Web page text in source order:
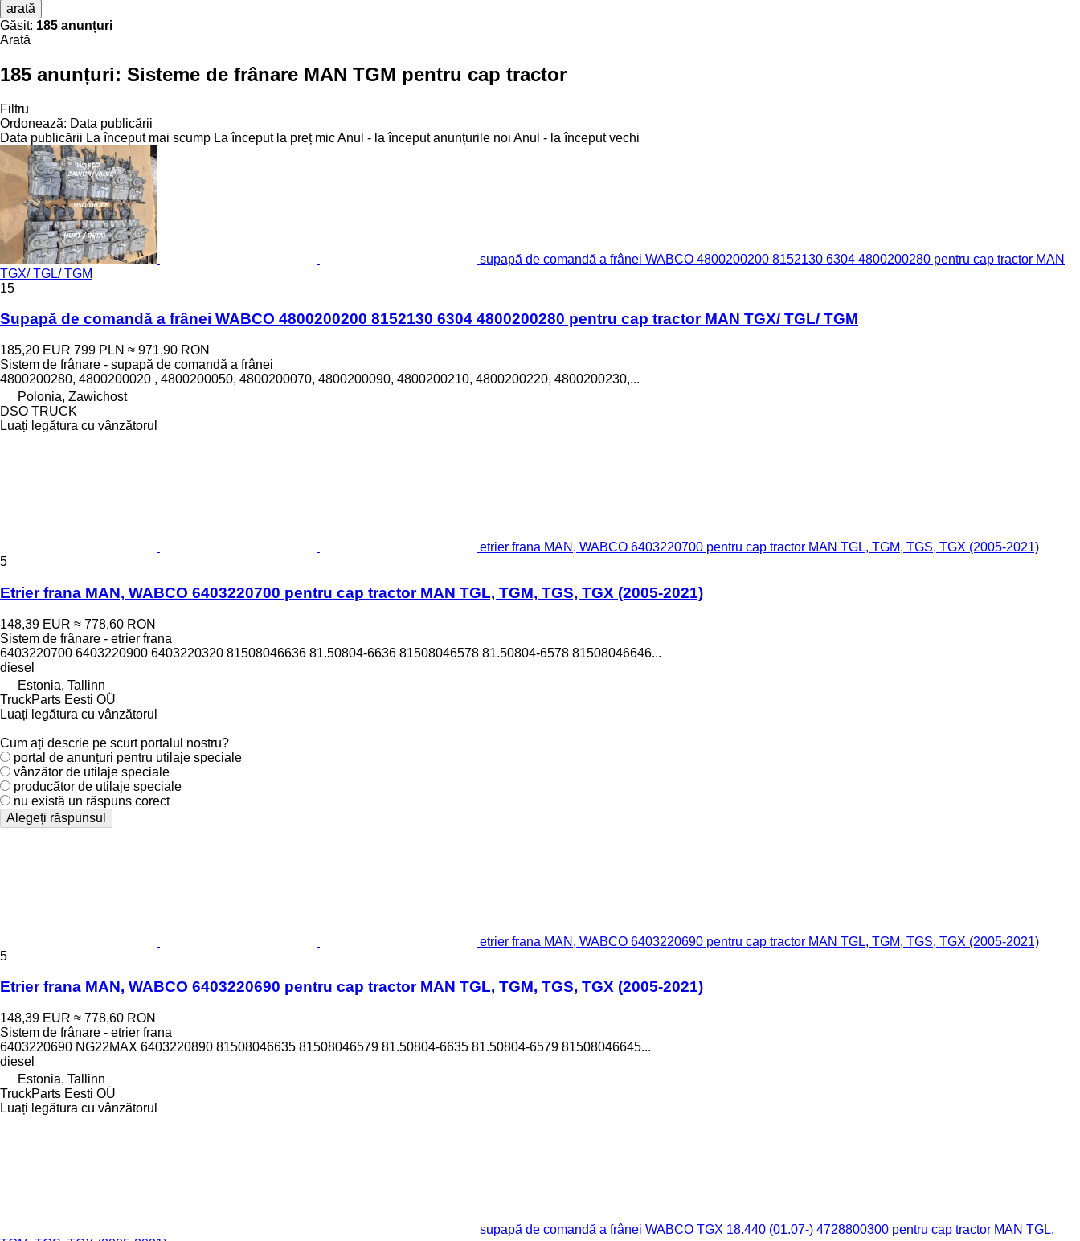
arată
Găsit: 185 anunțuri
Arată
185 anunțuri: Sisteme de frânare MAN TGM pentru cap tractor
Filtru
Ordonează: Data publicării
Data publicării La început mai scump La început la preț micAnul - la început anunțurile noi Anul - la început vechi
supapă de comandă a frânei WABCO 4800200200 8152130 6304 4800200280 pentru cap tractor MAN
TGX/ TGL/ TGM
15
Supapă de comandă a frânei WABCO 4800200200 8152130 6304 4800200280 pentru cap tractor MAN TGX/ TGL/ TGM
185,20 EUR 799 PLN ≈ 971,90 RON
Sistem de frânare - supapă de comandă a frânei
4800200280, 4800200020 , 4800200050, 4800200070, 4800200090, 4800200210, 4800200220, 4800200230,...
Polonia, Zawichost
DSO TRUCK
Luați legătura cu vânzătorul
etrier frana MAN, WABCO 6403220700 pentru cap tractor MAN TGL, TGM, TGS, TGX (2005-2021)
5
Etrier frana MAN, WABCO 6403220700 pentru cap tractor MAN TGL, TGM, TGS, TGX (2005-2021)
148,39 EUR ≈ 778,60 RON
Sistem de frânare - etrier frana
6403220700 6403220900 6403220320 81508046636 81.50804-6636 81508046578 81.50804-6578 81508046646...
diesel
Estonia, Tallinn
TruckParts Eesti OÜ
Luați legătura cu vânzătorul
Cum ați descrie pe scurt portalul nostru?
portal de anunțuri pentru utilaje speciale
vânzător de utilaje speciale
producător de utilaje speciale
nu există un răspuns corect
Alegeți răspunsul
etrier frana MAN, WABCO 6403220690 pentru cap tractor MAN TGL, TGM, TGS, TGX (2005-2021)
5
Etrier frana MAN, WABCO 6403220690 pentru cap tractor MAN TGL, TGM, TGS, TGX (2005-2021)
148,39 EUR ≈ 778,60 RON
Sistem de frânare - etrier frana
6403220690 NG22MAX 6403220890 81508046635 81508046579 81.50804-6635 81.50804-6579 81508046645...
diesel
Estonia, Tallinn
TruckParts Eesti OÜ
Luați legătura cu vânzătorul
supapă de comandă a frânei WABCO TGX 18.440 (01.07-) 4728800300 pentru cap tractor MAN TGL,